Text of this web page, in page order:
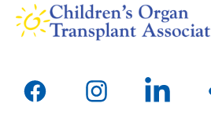
Open
facebook
Open
instagram
Open
linkedin